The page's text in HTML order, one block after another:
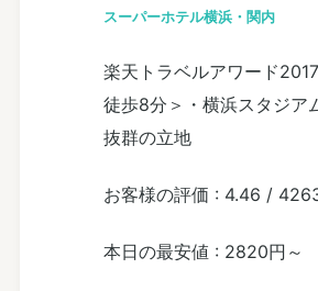
スーパーホテル横浜・関内
楽天トラベルアワード
徒歩8分＞・横浜スタジア
抜群の立地
お客様の評価 : 4.46 /
本日の最安値 : 2820円～